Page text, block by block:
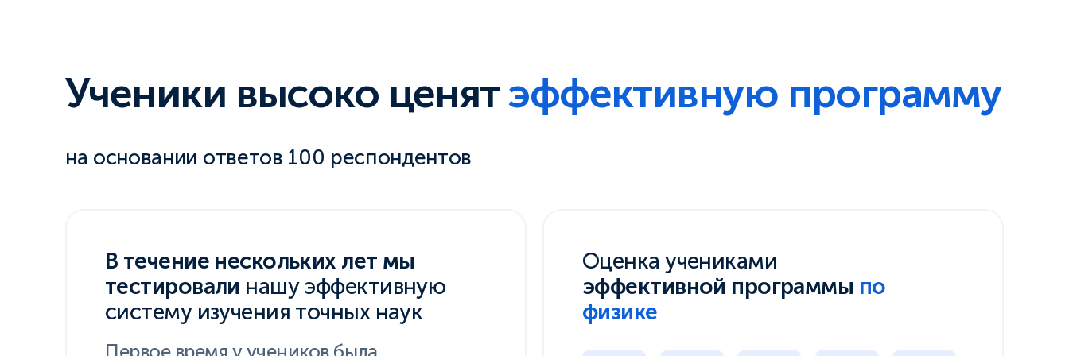
Ученики высоко ценят эффективную программу
на основании ответов 100 респондентов
В течение нескольких лет мы
тестировали нашу эффективную
систему изучения точных наук
Оценка учениками
эффективной программы по
физике